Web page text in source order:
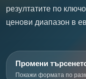
резултатите по
ценови диапазон в
Промени
Покажи формата по